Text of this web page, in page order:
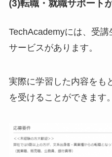
(3)転職・就職サポート
TechAcademyには、受
サービスがあります。
実際に学習した内容をも
を受けることができます。